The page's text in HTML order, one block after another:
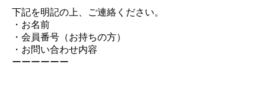
下記を明記の上、ご連絡ください。
・お名前
・会員番号（お持ちの方）
・お問い合わせ内容
ーーーーーー